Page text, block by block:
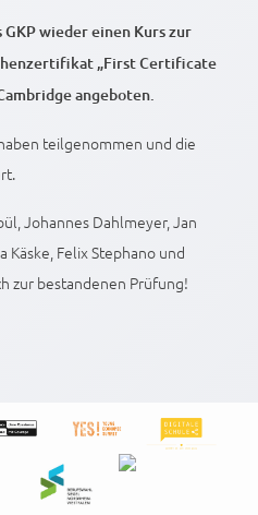
wieder einen Kurs zur
„First Certificate
angeboten.
teilgenommen und die
Johannes Dahlmeyer, Jan
Käske, Felix Stephano und
zur bestandenen Prüfung!